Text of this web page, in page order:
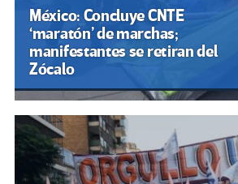
México: Concluye CNTE
‘maratón’ de marchas;
manifestantes se retiran del
Zócalo